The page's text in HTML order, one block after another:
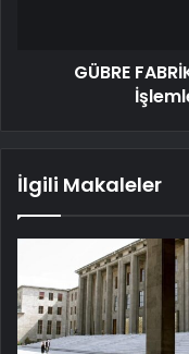
GÜBRE
İlgili Makaleler